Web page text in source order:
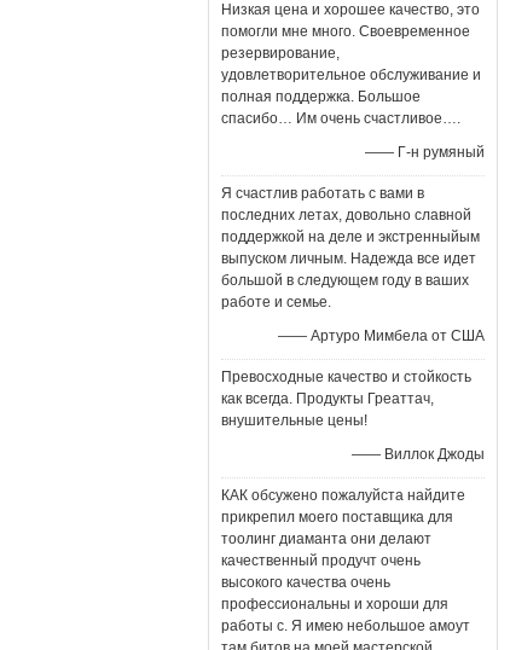
Низкая цена и хорошее качество, это
помогли мне много. Своевременное
резервирование,
удовлетворительное обслуживание и
полная поддержка. Большое
спасибо… Им очень счастливое….
—— Г-н румяный
Я счастлив работать с вами в
последних летах, довольно славной
поддержкой на деле и экстренныйым
выпуском личным. Надежда все идет
большой в следующем году в ваших
работе и семье.
—— Артуро Мимбела от США
Превосходные качество и стойкость
как всегда. Продукты Греаттач,
внушительные цены!
—— Виллок Джоды
КАК обсужено пожалуйста найдите
прикрепил моего поставщика для
тоолинг диаманта они делают
качественный продучт очень
высокого качества очень
профессиональны и хороши для
работы с. Я имею небольшое амоут